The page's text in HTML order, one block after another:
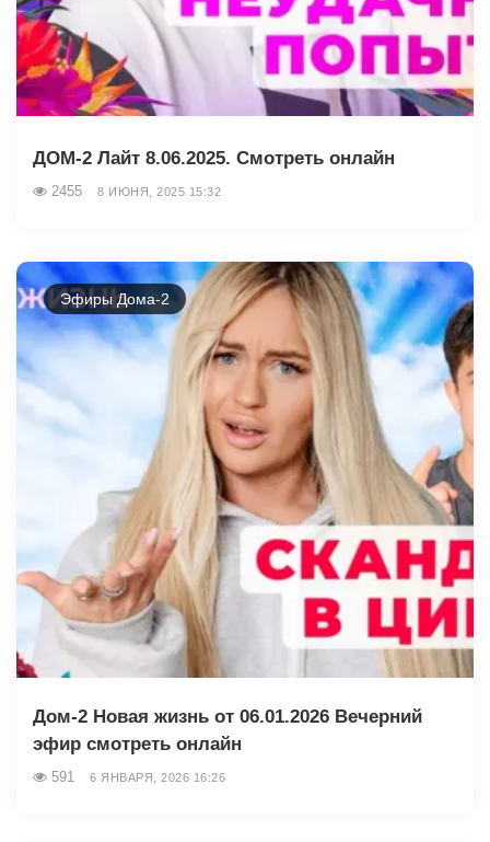
ДОМ-2 Лайт 8.06.2025. Смотреть онлайн
2455 8 ИЮНЯ, 2025 15:32
Эфиры Дома-2
Дом-2 Новая жизнь от 06.01.2026 Вечерний
эфир смотреть онлайн
591 6 ЯНВАРЯ, 2026 16:26